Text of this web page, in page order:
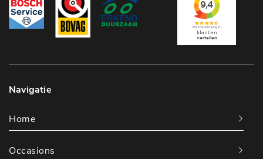
Navigatie
Home
Occasions